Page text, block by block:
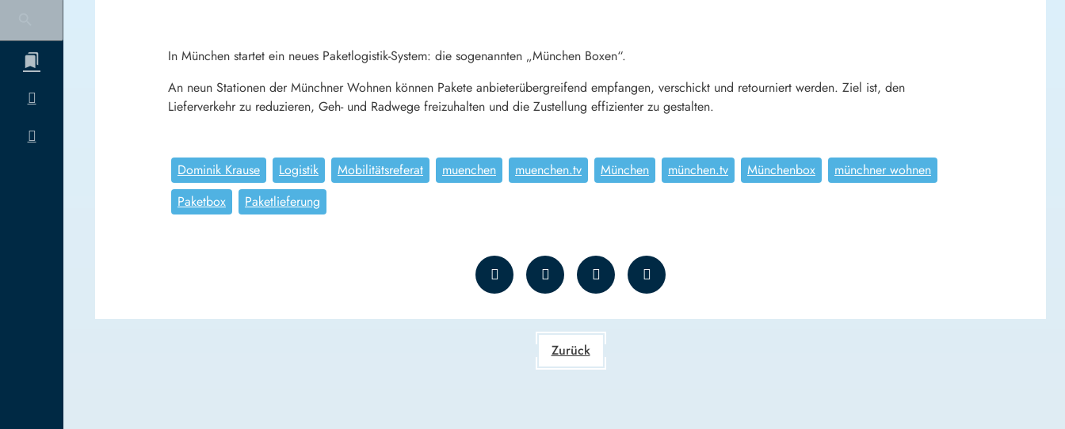
In München startet ein neues Paketlogistik-System: die sogenannten „München Boxen“.
An neun Stationen der Münchner Wohnen können Pakete anbieterübergreifend empfangen, verschickt und retourniert werden. Ziel ist, den
Lieferverkehr zu reduzieren, Geh- und Radwege freizuhalten und die Zustellung effizienter zu gestalten.
Dominik Krause Logistik Mobilitätsreferat muenchen muenchen.tv München münchen.tv Münchenbox
münchner wohnen
Paketbox
Paketlieferung
Zurück